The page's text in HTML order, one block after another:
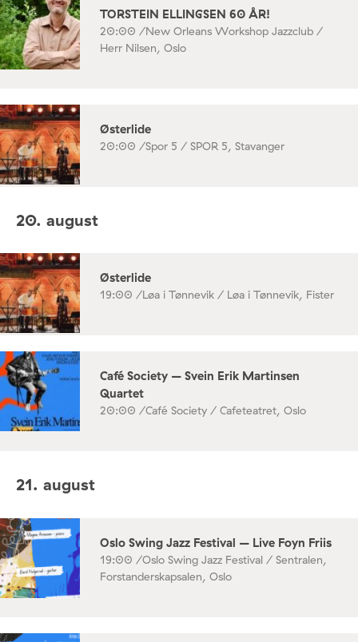
TORSTEIN ELLINGSEN 60 ÅR!
20:00 /New Orleans Workshop Jazzclub /
Herr Nilsen, Oslo
Østerlide
20:00 /Spor 5 / SPOR 5, Stavanger
20. august
Østerlide
19:00 /Løa i Tønnevik / Løa i Tønnevik, Fister
Café Society – Svein Erik Martinsen
Quartet
20:00 /Café Society / Cafeteatret, Oslo
21. august
Oslo Swing Jazz Festival – Live Foyn Friis
19:00 /Oslo Swing Jazz Festival / Sentralen,
Forstanderskapsalen, Oslo